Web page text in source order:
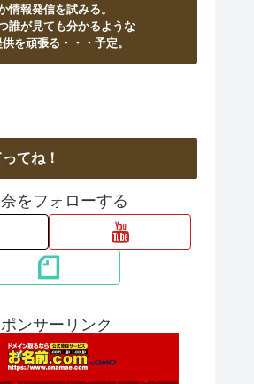
情報発信を試みる。
誰が見ても分かるような
を頑張る・・・予定。
てね！
をフォローする
ンサーリンク